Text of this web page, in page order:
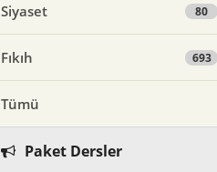
Siyaset 80
Fıkıh 693
Tümü
Paket Dersler